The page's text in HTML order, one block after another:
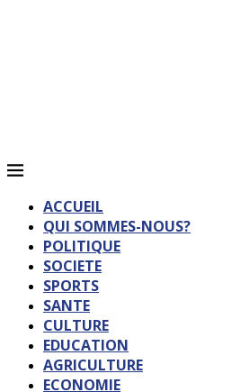
ACCUEIL
QUI SOMMES-NOUS?
POLITIQUE
SOCIETE
SPORTS
SANTE
CULTURE
EDUCATION
AGRICULTURE
ECONOMIE